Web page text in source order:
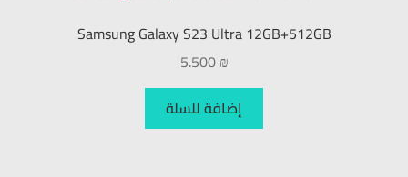
Samsung Galaxy S23 Ultra 12GB+512GB
5.500₪
إضافة للسلة